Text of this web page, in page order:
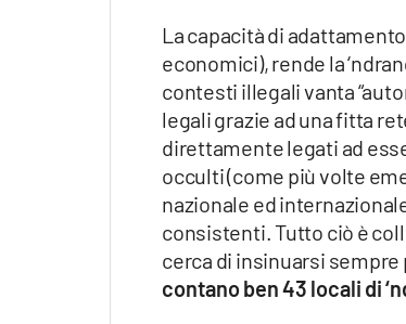
La capacità di
economici), rende la
contesti illegali vanta
legali grazie ad una fitta
direttamente legati ad
occulti (come più volte
nazionale ed
consistenti. Tutto ciò è
cerca di insinuarsi sempre
contano ben 43 locali di